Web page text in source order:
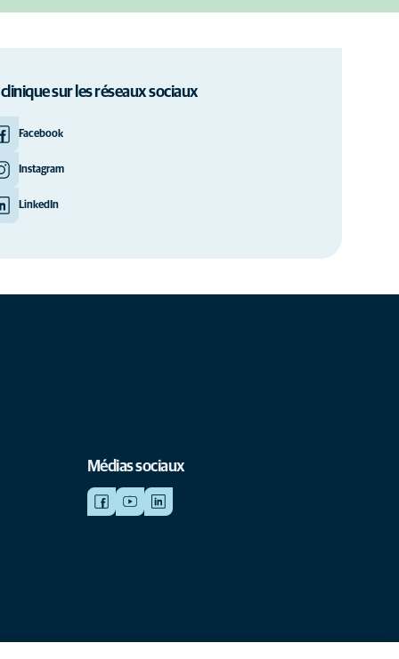
sur les réseaux sociaux
Facebook
Instagram
LinkedIn
Médias sociaux